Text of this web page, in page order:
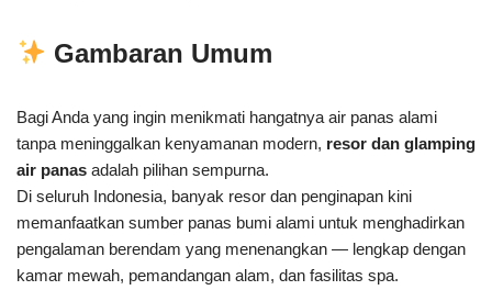
Gambaran Umum
Bagi Anda yang ingin menikmati hangatnya air panas alami
tanpa meninggalkan kenyamanan modern, resor dan glamping
air panas adalah pilihan sempurna.
Di seluruh Indonesia, banyak resor dan penginapan kini
memanfaatkan sumber panas bumi alami untuk menghadirkan
pengalaman berendam yang menenangkan — lengkap dengan
kamar mewah, pemandangan alam, dan fasilitas spa.